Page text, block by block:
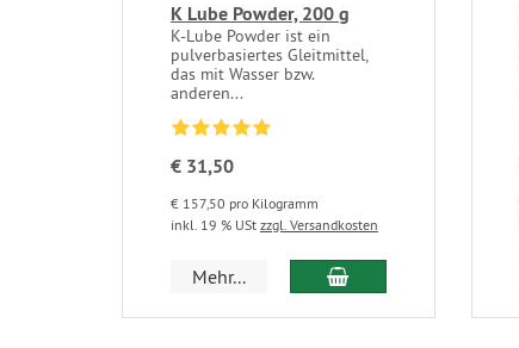
K Lube Powder, 200 g
K-Lube Powder ist ein
pulverbasiertes Gleitmittel,
das mit Wasser bzw.
anderen...
€ 31,50
€ 157,50 pro Kilogramm
inkl. 19 % USt zzgl. Versandkosten
Mehr... In den Warenkorb